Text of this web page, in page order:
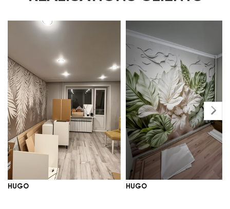
pas reçu l’e-mail, nous vous
recommandons de vérifier votre dossier
« Spam » ou « Promotions ». Si vous ne
trouvez toujours pas l’information,
veuillez nous contacter par e-mail ou
par téléphone, et nous vous fournirons
rapidement les données de suivi.
HUGO HUGO